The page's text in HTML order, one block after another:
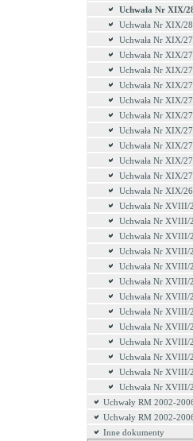
Uchwała Nr XIX/
Uchwała Nr XIX/
Uchwała Nr XIX/
Uchwała Nr XIX/
Uchwała Nr XIX/
Uchwała Nr XIX/
Uchwała Nr XIX/
Uchwała Nr XIX/
Uchwała Nr XIX/
Uchwała Nr XIX/
Uchwała Nr XIX/
Uchwała Nr XIX/
Uchwała Nr XIX/
Uchwała Nr XVIII/
Uchwała Nr XVIII/
Uchwała Nr XVIII/
Uchwała Nr XVIII/
Uchwała Nr XVIII/
Uchwała Nr XVIII/
Uchwała Nr XVIII/
Uchwała Nr XVIII/
Uchwała Nr XVIII/
Uchwała Nr XVIII/
Uchwała Nr XVIII/
Uchwała Nr XVIII/
Uchwała Nr XVIII/
Uchwały RM 2002-
Uchwały RM 2002-
Inne dokumenty